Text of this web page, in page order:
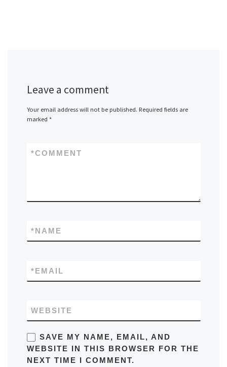
Leave a comment
Your email address will not be published. Required fields are
marked *
COMMENT
*
NAME
*
EMAIL
*
WEBSITE
SAVE MY NAME, EMAIL, AND
WEBSITE IN THIS BROWSER FOR THE
NEXT TIME I COMMENT.